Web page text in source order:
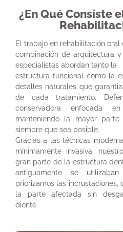
¿En Qué Consiste
El trabajo en rehabilitación oral
combinación de arquitectura
especialistas abordan tanto la
estructura funcional como la
detalles naturales que
de cada tratamiento.
conservadora enfocada
manteniendo la mayor
siempre que sea posible.
Gracias a las técnicas
mínimamente invasiva,
gran parte de la estructura
antiguamente se
priorizamos las incrustaciones,
la parte afectada sin
diente.